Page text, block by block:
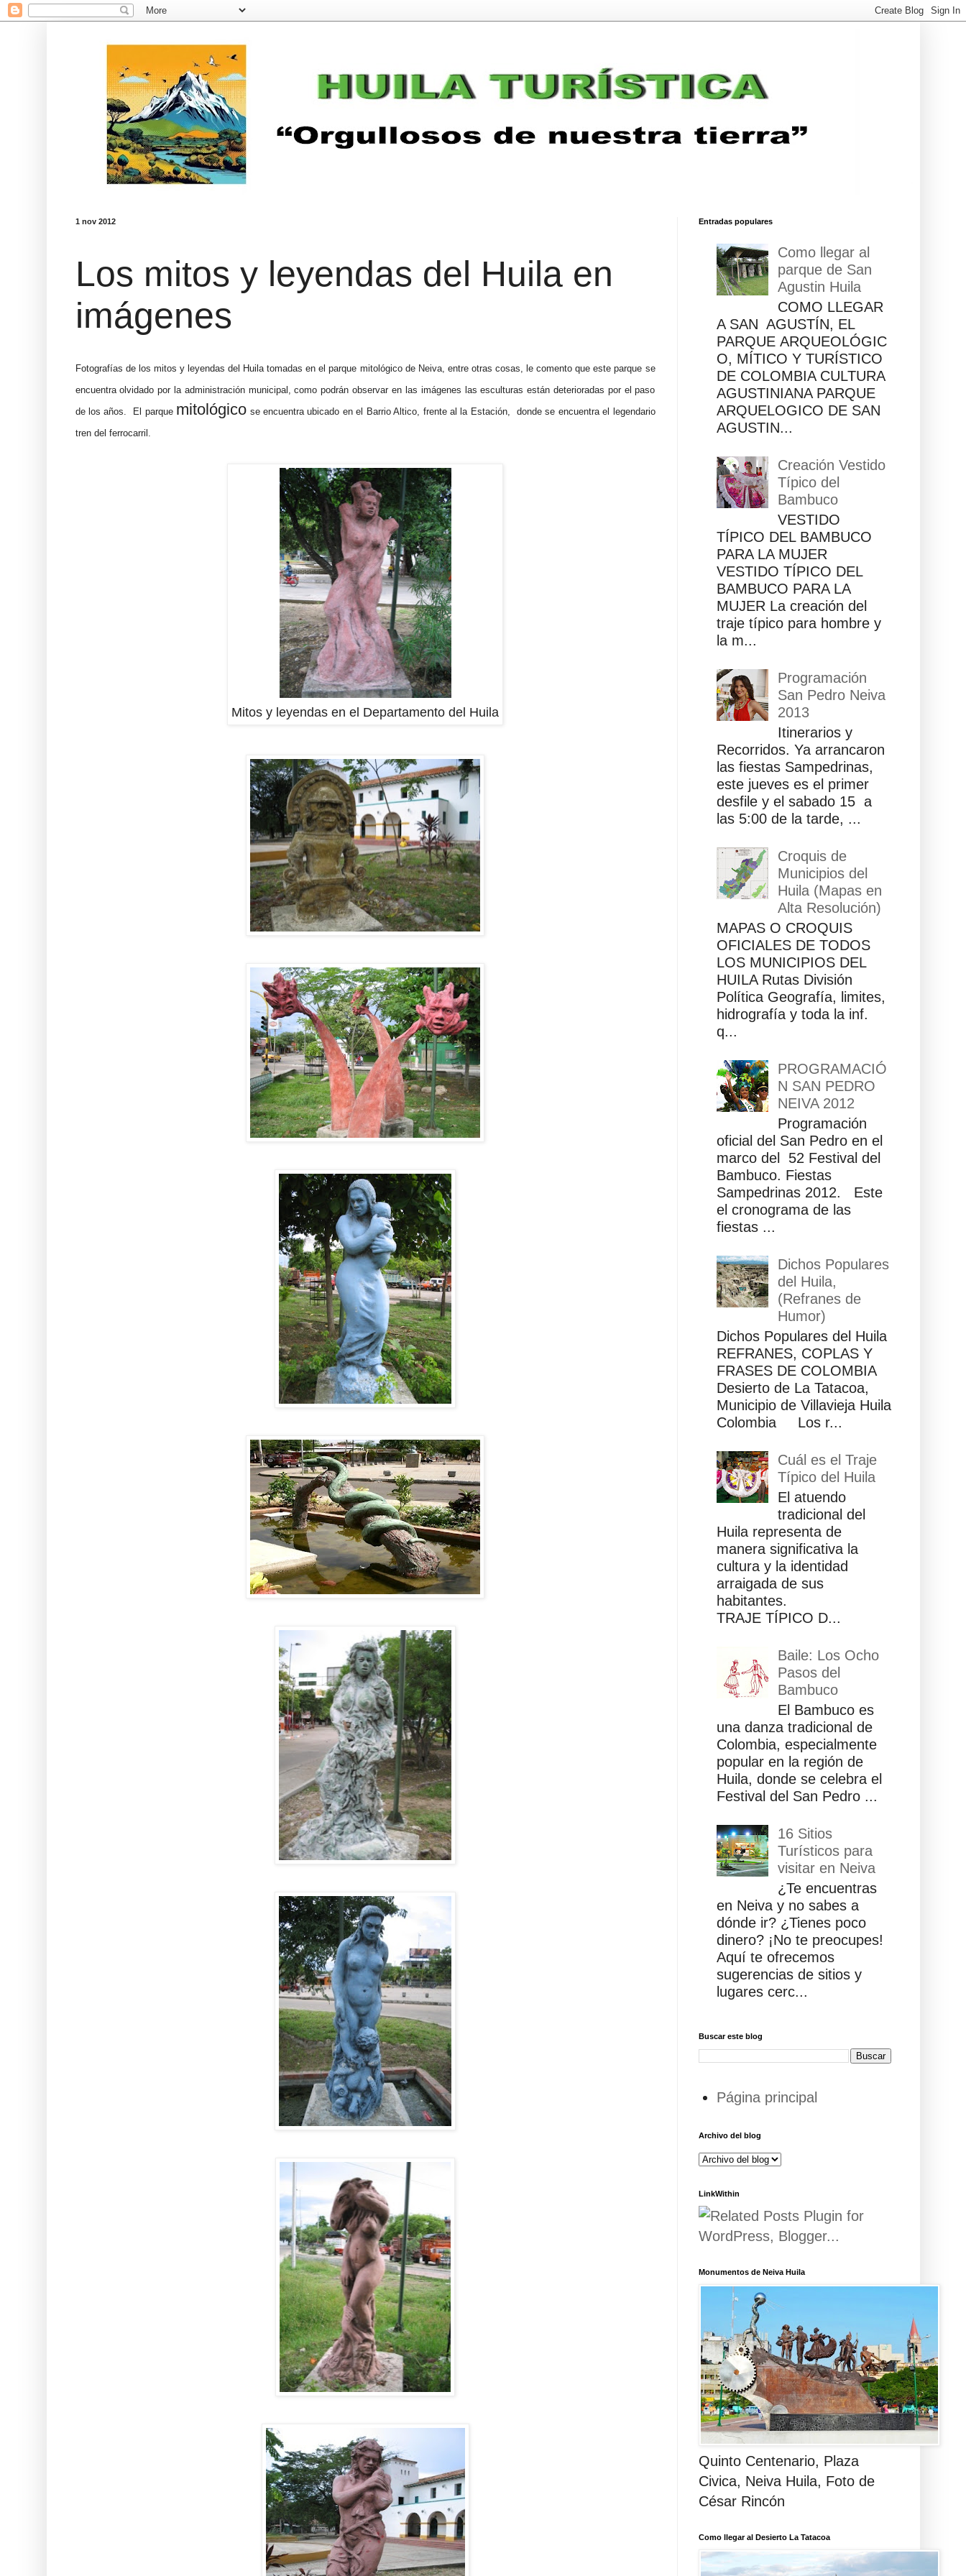
1 nov 2012
Los mitos y leyendas del Huila en
imágenes
Fotografías de los mitos y leyendas del Huila tomadas en el parque mitológico de Neiva, entre otras cosas, le comento que este parque se
encuentra olvidado por la administración municipal, como podrán observar en las imágenes las esculturas están deterioradas por el paso
de los años. El parque mitológico se encuentra ubicado en el Barrio Altico, frente al la Estación, donde se encuentra el legendario
tren del ferrocarril.
Mitos y leyendas en el Departamento del Huila
Entradas populares
Como llegar al
parque de San
Agustin Huila
COMO LLEGAR
A SAN AGUSTÍN, EL
PARQUE ARQUEOLÓGIC
O, MÍTICO Y TURÍSTICO
DE COLOMBIA CULTURA
AGUSTINIANA PARQUE
ARQUELOGICO DE SAN
AGUSTIN...
Creación Vestido
Típico del
Bambuco
VESTIDO
TÍPICO DEL BAMBUCO
PARA LA MUJER
VESTIDO TÍPICO DEL
BAMBUCO PARA LA
MUJER La creación del
traje típico para hombre y
la m...
Programación
San Pedro Neiva
2013
Itinerarios y
Recorridos. Ya arrancaron
las fiestas Sampedrinas,
este jueves es el primer
desfile y el sabado 15 a
las 5:00 de la tarde, ...
Croquis de
Municipios del
Huila (Mapas en
Alta Resolución)
MAPAS O CROQUIS
OFICIALES DE TODOS
LOS MUNICIPIOS DEL
HUILA Rutas División
Política Geografía, limites,
hidrografía y toda la inf.
q...
PROGRAMACIÓ
N SAN PEDRO
NEIVA 2012
Programación
oficial del San Pedro en el
marco del 52 Festival del
Bambuco. Fiestas
Sampedrinas 2012. Este
el cronograma de las
fiestas ...
Dichos Populares
del Huila,
(Refranes de
Humor)
Dichos Populares del Huila
REFRANES, COPLAS Y
FRASES DE COLOMBIA
Desierto de La Tatacoa,
Municipio de Villavieja Huila
Colombia Los r...
Cuál es el Traje
Típico del Huila
El atuendo
tradicional del
Huila representa de
manera significativa la
cultura y la identidad
arraigada de sus
habitantes.
TRAJE TÍPICO D...
Baile: Los Ocho
Pasos del
Bambuco
El Bambuco es
una danza tradicional de
Colombia, especialmente
popular en la región de
Huila, donde se celebra el
Festival del San Pedro ...
16 Sitios
Turísticos para
visitar en Neiva
¿Te encuentras
en Neiva y no sabes a
dónde ir? ¿Tienes poco
dinero? ¡No te preocupes!
Aquí te ofrecemos
sugerencias de sitios y
lugares cerc...
Buscar este blog
Página principal
Archivo del blog
LinkWithin
Monumentos de Neiva Huila
Quinto Centenario, Plaza
Civica, Neiva Huila, Foto de
César Rincón
Como llegar al Desierto La Tatacoa